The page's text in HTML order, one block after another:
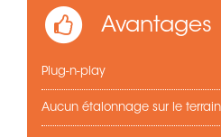
Avantages
Plug-n-play
Aucun étalonnage sur le